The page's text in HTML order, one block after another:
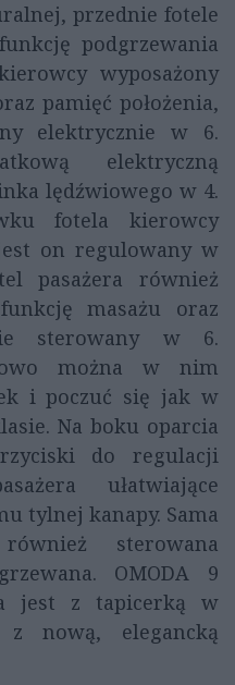
przednie fotele
podgrzewania
wyposażony
pamięć położenia,
elektrycznie w 6.
elektryczną
lędźwiowego w 4.
fotela kierowcy
on regulowany w
pasażera również
masażu oraz
sterowany w 6.
można w nim
i poczuć się jak w
Na boku oparcia
do regulacji
ułatwiające
tylnej kanapy. Sama
sterowana
OMODA 9
jest z tapicerką w
nową, elegancką